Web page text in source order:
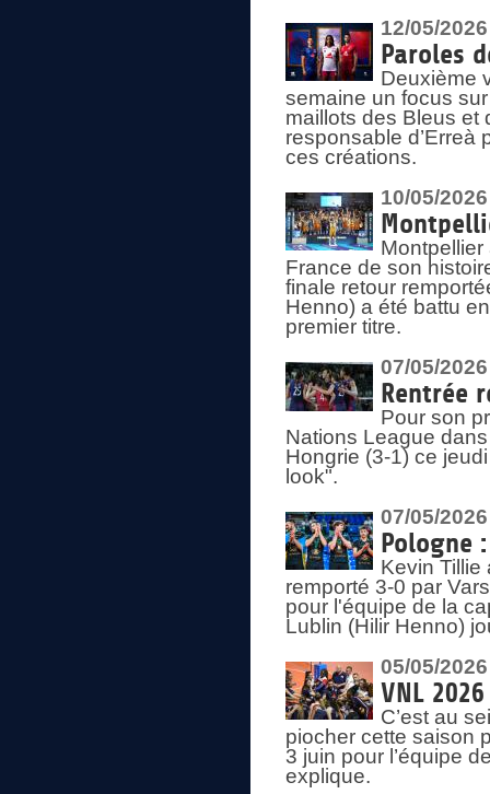
12/05/2026
Paroles
Deuxième
semaine un focus
maillots des Bleus et
responsable d’Erreà
ces créations.
10/05/2026
France de son
finale retour
Henno) a été battu
premier titre.
07/05/2026
Rentrée
Pour son
Nations League
Hongrie (3-1) ce
look".
07/05/2026
Pologne
Kevin Tillie
remporté 3-0 par
pour l'équipe de la
Lublin (Hilir Henno)
05/05/2026
VNL
C’est au
piocher cette saison
3 juin pour l’équipe
explique.